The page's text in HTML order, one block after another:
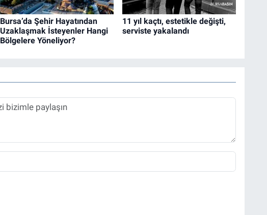
Bursa’da Şehir Hayatından
Uzaklaşmak İsteyenler Hangi
Bölgelere Yöneliyor?
11 yıl kaçtı, estetikle değişti,
serviste yakalandı